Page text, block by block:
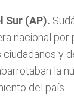
Sur (AP).
nacional por
ciudadanos y
la
del país.